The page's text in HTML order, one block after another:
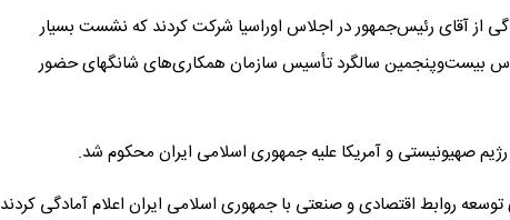
از آقای رئیس‌جمهور در اجلاس اوراسیا شرکت کردند که نشست بسیار
روزهای ۱۴ و ۱۵ خرداد، در اجلاس بیست‌وپنجمین سالگرد تأسیس سازمان همکاری‌های شانگهای حضور
صهیونیستی و آمریکا علیه جمهوری اسلامی ایران محکوم شد.
روابط اقتصادی و صنعتی با جمهوری اسلامی ایران اعلام آمادگی کردند